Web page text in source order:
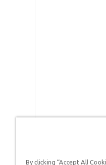
By clicking “Accept All